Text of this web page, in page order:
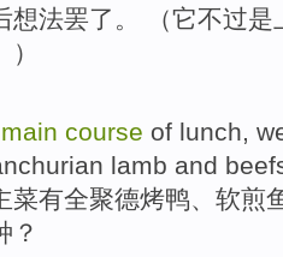
想法罢了。 （它不过是
main course of lunch ,
lamb and
菜有全聚德烤鸭、软煎
？